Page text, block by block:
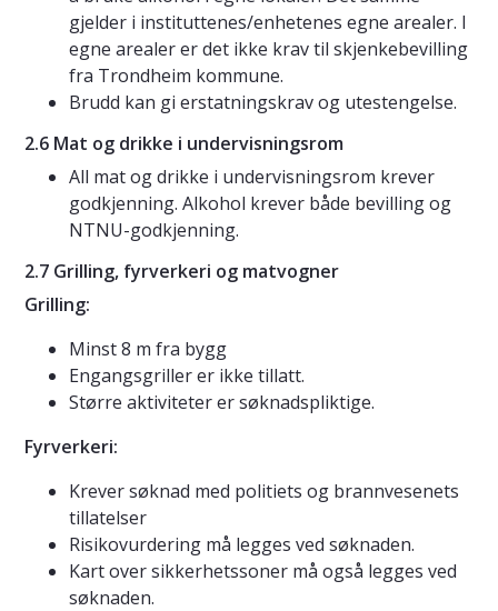
gjelder i instituttenes/enhetenes egne arealer. I
egne arealer er det ikke krav til skjenkebevilling
fra Trondheim kommune.
Brudd kan gi erstatningskrav og utestengelse.
2.6 Mat og drikke i undervisningsrom
All mat og drikke i undervisningsrom krever
godkjenning. Alkohol krever både bevilling og
NTNU-godkjenning.
2.7 Grilling, fyrverkeri og matvogner
Grilling:
Minst 8 m fra bygg
Engangsgriller er ikke tillatt.
Større aktiviteter er søknadspliktige.
Fyrverkeri:
Krever søknad med politiets og brannvesenets
tillatelser
Risikovurdering må legges ved søknaden.
Kart over sikkerhetssoner må også legges ved
søknaden.